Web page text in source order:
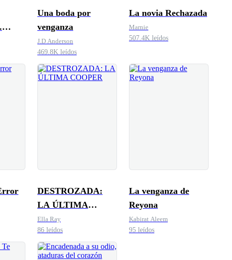
Una boda por
venganza
J.D Anderson
469.8K leídos
La novia Rechazada
Marnie
507.4K leídos
DESTROZADA:
LA ÚLTIMA
COOPER
Ella Ray
86 leídos
La venganza de
Reyona
Kabirat Aleem
95 leídos